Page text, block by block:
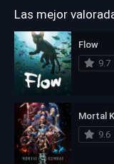
Las mejor
Flow
9.7
Mortal
9.6